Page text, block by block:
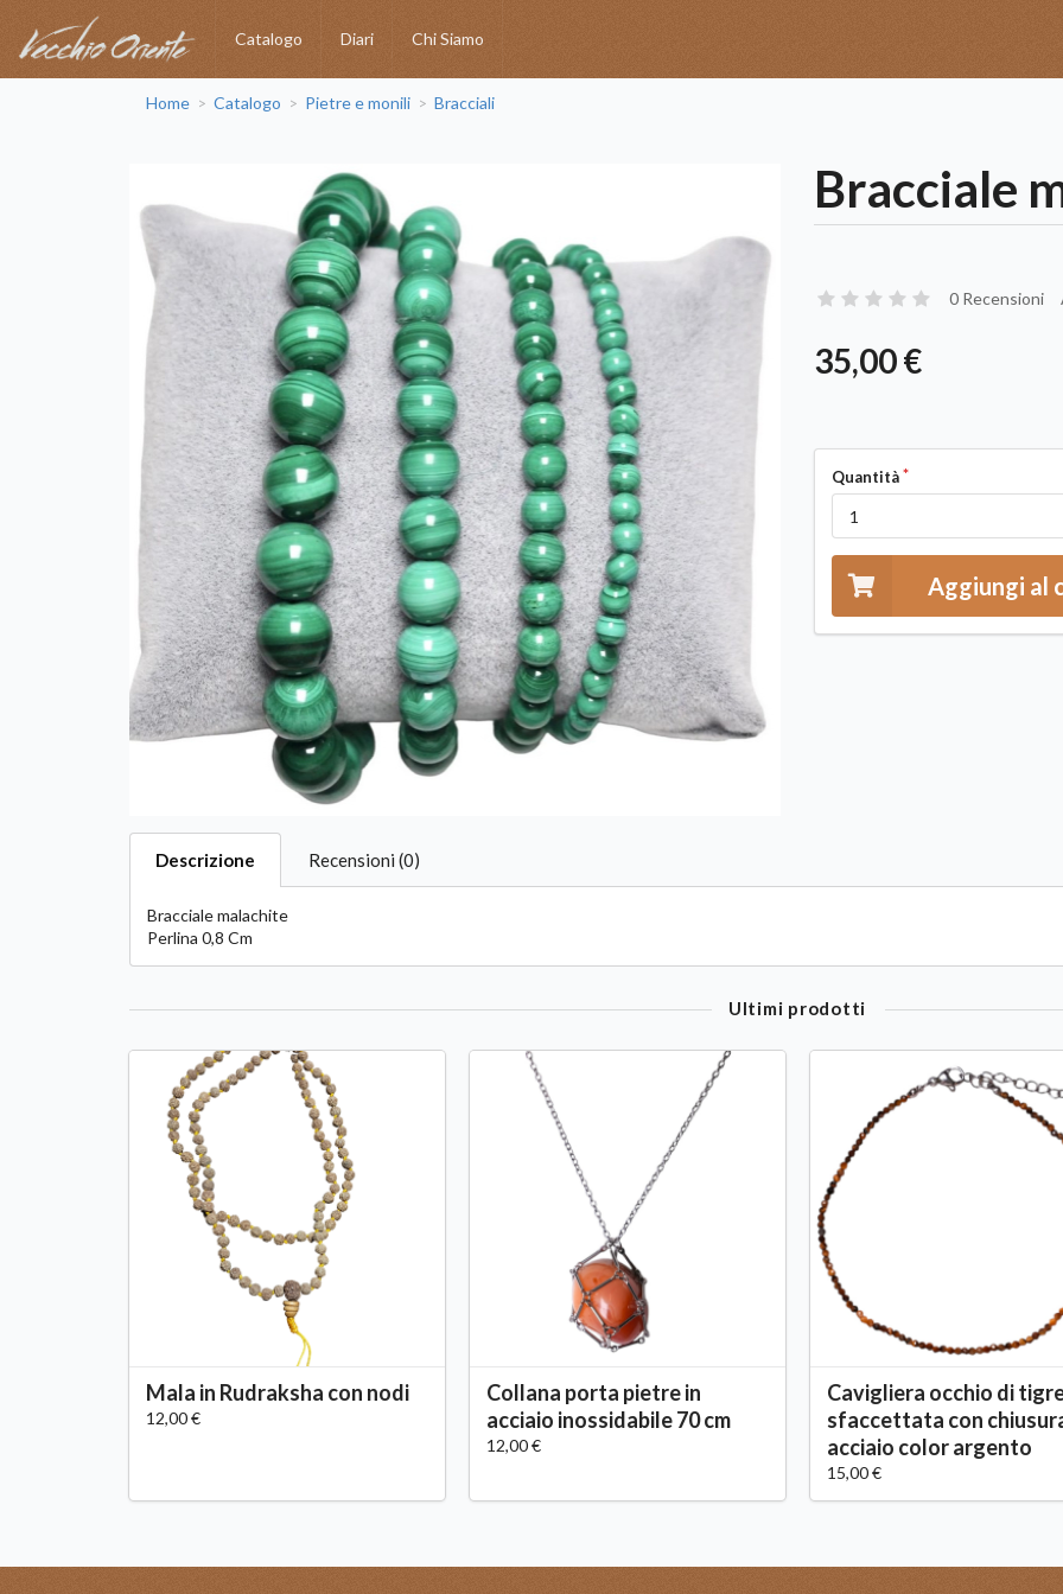
Catalogo Diari Chi Siamo
Home > Catalogo > Pietre e monili > Bracciali
Bracciale
0 Recensioni
35,00 €
Quantità
Aggiungi al
Descrizione Recensioni (0)
Bracciale malachite
Perlina 0,8 Cm
Ultimi prodotti
Mala in Rudraksha con nodi
12,00 €
Collana porta pietre in
acciaio inossidabile 70 cm
12,00 €
Cavigliera occhio di
sfaccettata con
acciaio color argento
15,00 €